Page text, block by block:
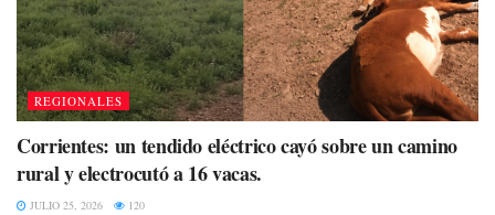
REGIONALES
Corrientes: un tendido eléctrico cayó sobre un camino
rural y electrocutó a 16 vacas.
JULIO 25, 2026 120